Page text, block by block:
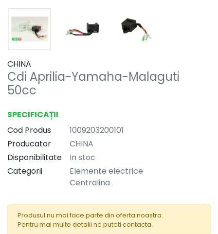
CHINA
Cdi Aprilia-Yamaha-Malaguti
50cc
SPECIFICAȚII
Cod Produs
1009203200101
Producator
CHINA
Disponibilitate
In stoc
Categorii
Elemente electrice
Centralina
Produsul nu mai face parte din oferta noastra.
Pentru mai multe detalii ne puteti contacta.